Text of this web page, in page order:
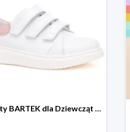
Półbuty BARTEK dla Dziewcząt -42%